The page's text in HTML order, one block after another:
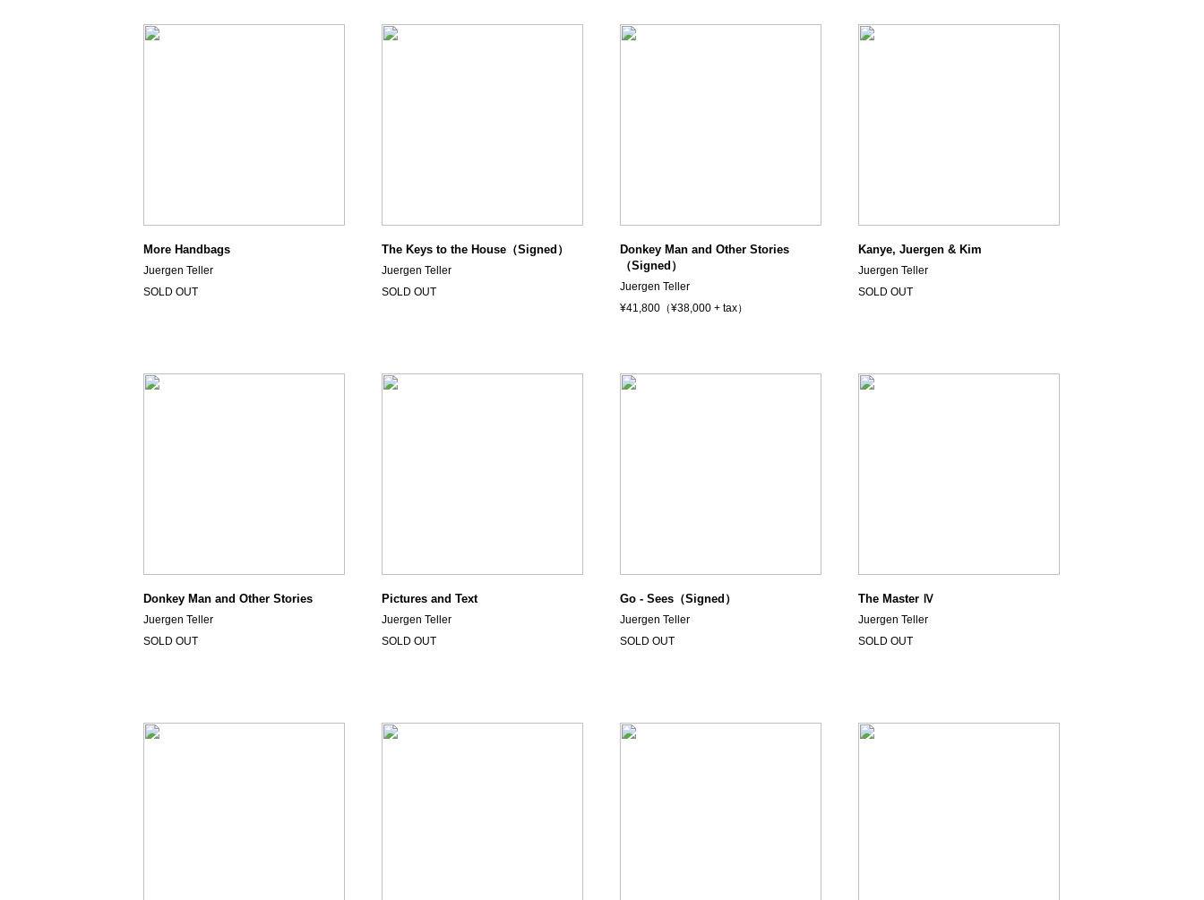
More Handbags
Juergen Teller
SOLD OUT
The Keys to the House（Signed）
Juergen Teller
SOLD OUT
Donkey Man and Other Stories
（Signed）
Juergen Teller
¥41,800（¥38,000 + tax）
Kanye, Juergen & Kim
Juergen Teller
SOLD OUT
Donkey Man and Other Stories
Juergen Teller
SOLD OUT
Pictures and Text
Juergen Teller
SOLD OUT
Go - Sees（Signed）
Juergen Teller
SOLD OUT
The Master Ⅳ
Juergen Teller
SOLD OUT